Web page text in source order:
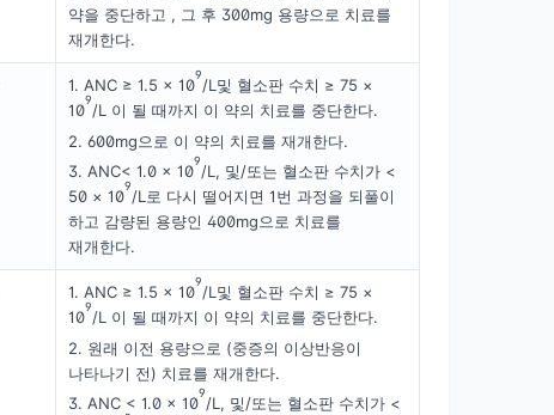
약을 중단하고 , 그 후 300mg 용량으로 치료를
재개한다.
1. ANC ≥ 1.5 × 10
9
/L및 혈소판 수치 ≥ 75 ×
10
9
/L 이 될 때까지 이 약의 치료를 중단한다.
2. 600mg으로 이 약의 치료를 재개한다.
3. ANC< 1.0 × 10
9
/L, 및/또는 혈소판 수치가 <
50 × 10
9
/L로 다시 떨어지면 1번 과정을 되풀이
하고 감량된 용량인 400mg으로 치료를
재개한다.
1. ANC ≥ 1.5 × 10
9
/L및 혈소판 수치 ≥ 75 ×
10
9
/L 이 될 때까지 이 약의 치료를 중단한다.
2. 원래 이전 용량으로 (중증의 이상반응이
나타나기 전) 치료를 재개한다.
3. ANC < 1.0 × 10
9
/L, 및/또는 혈소판 수치가 <